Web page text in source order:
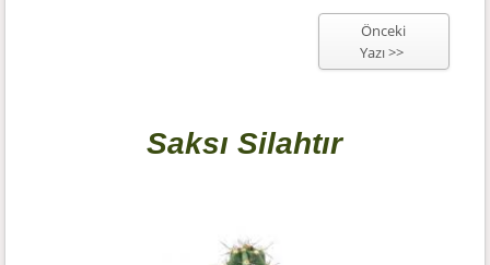
Önceki
Yazı >>
Saksı Silahtır